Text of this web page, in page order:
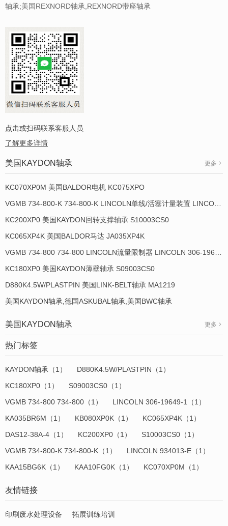
轴承;美国REXNORD轴承,REXNORD带座轴承
点击或扫码联系客服人员
了解更多详情
美国KAYDON轴承 更多
KC070XP0M 美国BALDOR电机 KC075XPO
KC200XP0 美国KAYDON回转支撑轴承 S10003CS0
KC065XP4K 美国BALDOR马达 JA035XP4K
KC180XP0 美国KAYDON薄壁轴承 S09003CS0
D880K4.5W/PLASTPIN 美国LINK-BELT轴承 MA1219
美国KAYDON轴承,德国ASKUBAL轴承,美国BWC轴承
美国KAYDON轴承 更多
热门标签
KAYDON轴承（1）
D880K4.5W/PLASTPIN（1）
KC180XP0（1）
S09003CS0（1）
VGMB 734-800 734-800（1）
LINCOLN 306-19649-1（1）
KA035BR6M（1）
KB080XP0K（1）
KC065XP4K（1）
DAS12-38A-4（1）
KC200XP0（1）
S10003CS0（1）
VGMB 734-800-K 734-800-K（1）
LINCOLN 934013-E（1）
KAA15BG6K（1）
KAA10FG0K（1） KC070XP0M（1）
友情链接
印刷废水处理设备 拓展训练培训